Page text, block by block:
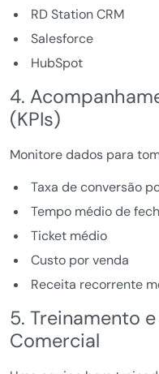
RD Station CRM
Salesforce
HubSpot
4.
(KPIs)
Monitore dados para
Taxa de conversão
Tempo médio de
Ticket médio
Custo por venda
Receita recorrente
5. Treinamento
Comercial